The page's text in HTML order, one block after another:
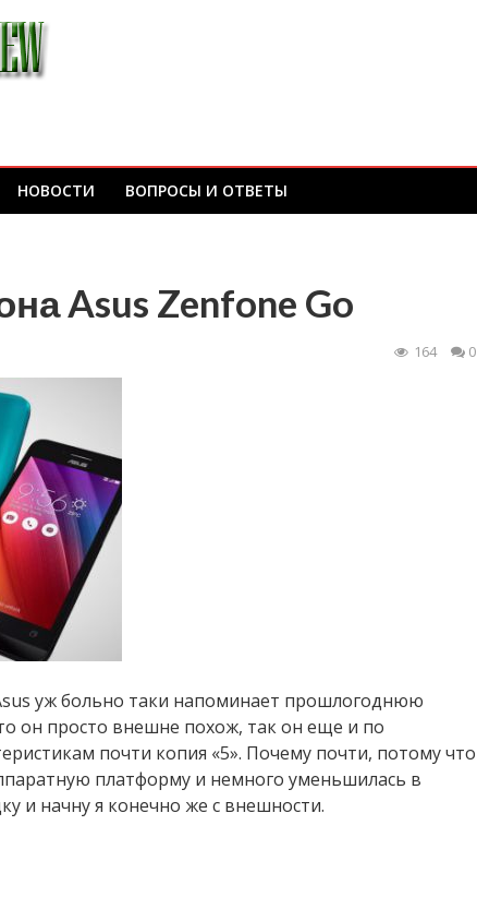
НОВОСТИ ВОПРОСЫ И ОТВЕТЫ
Asus Zenfone Go
164 0
уж больно таки напоминает прошлогоднюю
он просто внешне похож, так он еще и по
почти копия «5». Почему почти, потому что
платформу и немного уменьшилась в
и начну я конечно же с внешности.